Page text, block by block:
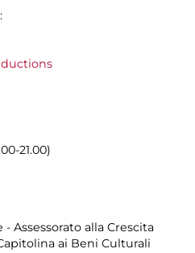
21.00)
Assessorato alla Crescita
ai Beni Culturali